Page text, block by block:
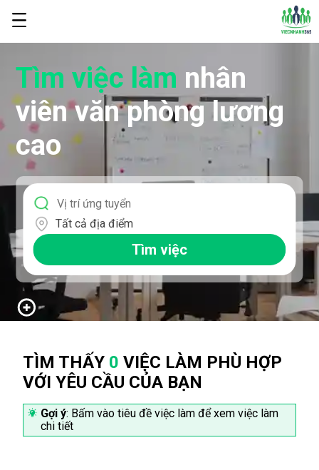
Tìm việc làm nhân
viên văn phòng lương
cao
Tất cả địa điểm
Tìm việc
TÌM THẤY 0 VIỆC LÀM PHÙ HỢP
VỚI YÊU CẦU CỦA BẠN
Gợi ý: Bấm vào tiêu đề việc làm để xem việc làm
chi tiết